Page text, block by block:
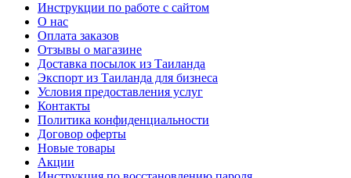
Инструкции по работе с сайтом
О нас
Оплата заказов
Отзывы о магазине
Доставка посылок из Таиланда
Экспорт из Таиланда для бизнеса
Условия предоставления услуг
Контакты
Политика конфиденциальности
Договор оферты
Новые товары
Акции